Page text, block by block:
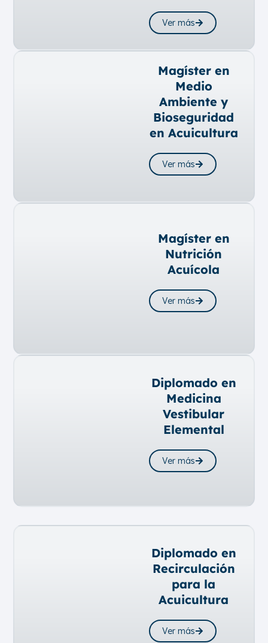
Ver más
Magíster en
Medio
Ambiente y
Bioseguridad
en Acuicultura
Ver más
Magíster en
Nutrición
Acuícola
Ver más
Diplomado en
Medicina
Vestibular
Elemental
Ver más
Diplomado en
Recirculación
para la
Acuicultura
Ver más